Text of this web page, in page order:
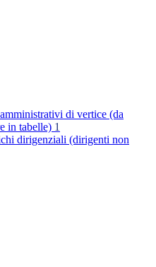
di vertice (da
in tabelle) 1
dirigenziali (dirigenti non